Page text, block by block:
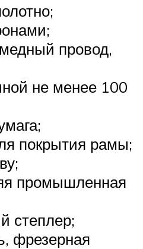
провод,
не менее 100
покрытия рамы;
промышленная
степлер;
фрезерная